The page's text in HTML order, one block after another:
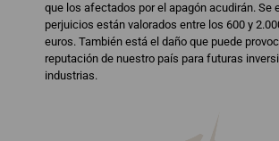
que los afectados por el apagón acudirán. Se
perjuicios están valorados entre los 600 y
euros. También está el daño que puede
reputación de nuestro país para futuras
industrias.